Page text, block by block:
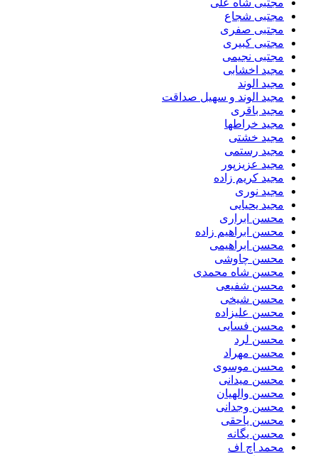
مجتبی شجاع
مجتبی صفری
مجتبی کبیری
مجتبی نجیمی
مجید اخشابی
مجید الوند‎
مجید الوند و سهیل صداقت
مجید باقری
مجید خراطها
مجید خشتی
مجید رستمی
مجید عزیزپور
مجید کریم زاده
مجید نوری
مجید یحیایی
محسن ابراری
محسن ابراهیم زاده
محسن ابراهیمی
محسن چاوشی
محسن شاه محمدی
محسن شفیعی
محسن شیخی
محسن علیزاده
محسن فسایی
محسن لرد
محسن مهراد
محسن موسوی
محسن میدانی
محسن والهیان
محسن وجدانی
محسن یاحقی
محسن یگانه
محمد اچ اف